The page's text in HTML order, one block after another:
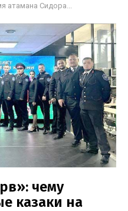
атамана Сидора...
чему
казаки на